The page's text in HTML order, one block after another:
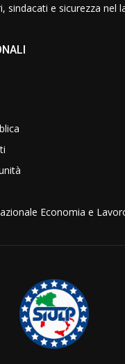
sindacati e sicurezza nel
Economia e